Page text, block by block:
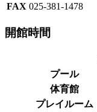
FAX 025-381-1478
開館時間
プール
体育館
プレイルーム